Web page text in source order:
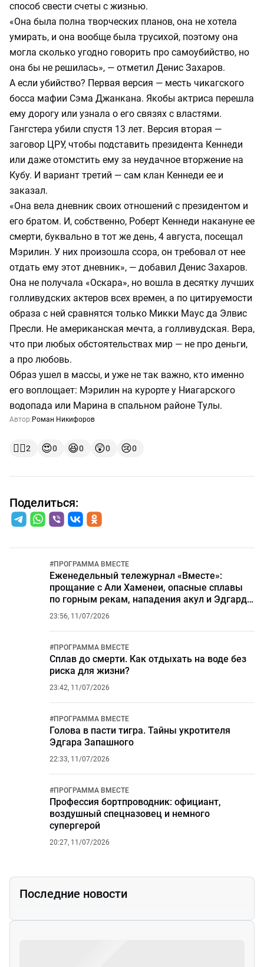
способ свести счеты с жизнью.
«Она была полна творческих планов, она не хотела
умирать, и она вообще была трусихой, поэтому она
могла сколько угодно говорить про самоубийство, но
она бы не решилась», — отметил Денис Захаров.
А если убийство? Первая версия — месть чикагского
босса мафии Сэма Джанкана. Якобы актриса перешла
ему дорогу или узнала о его связях с властями.
Гангстера убили спустя 13 лет. Версия вторая —
заговор ЦРУ, чтобы подставить президента Кеннеди
или даже отомстить ему за неудачное вторжение на
Кубу. И вариант третий — сам клан Кеннеди ее и
заказал.
«Она вела дневник своих отношений с президентом и
его братом. И, собственно, Роберт Кеннеди накануне ее
смерти, буквально в тот же день, 4 августа, посещал
Мэрилин. У них произошла ссора, он требовал от нее
отдать ему этот дневник», — добавил Денис Захаров.
Она не получала «Оскара», но вошла в десятку лучших
голливудских актеров всех времен, а по цитируемости
образа с ней сравнятся только Микки Маус да Элвис
Пресли. Не американская мечта, а голливудская. Вера,
что при любых обстоятельствах мир — не про деньги,
а про любовь.
Образ ушел в массы, и уже не так важно, кто именно
его воплощает: Мэрилин на курорте у Ниагарского
водопада или Марина в спальном районе Тулы.
Автор: Роман Никифоров
👍🏻2 😍0 😆0 😲0 😢0
Поделиться:
#ПРОГРАММА ВМЕСТЕ
Еженедельный тележурнал «Вместе»:
прощание с Али Хаменеи, опасные сплавы
по горным рекам, нападения акул и Эдгарду
Запашному — 50
23:56, 11/07/2026
#ПРОГРАММА ВМЕСТЕ
Сплав до смерти. Как отдыхать на воде без
риска для жизни?
23:42, 11/07/2026
#ПРОГРАММА ВМЕСТЕ
Голова в пасти тигра. Тайны укротителя
Эдгара Запашного
22:33, 11/07/2026
#ПРОГРАММА ВМЕСТЕ
Профессия бортпроводник: официант,
воздушный спецназовец и немного
супергерой
20:27, 11/07/2026
Последние новости